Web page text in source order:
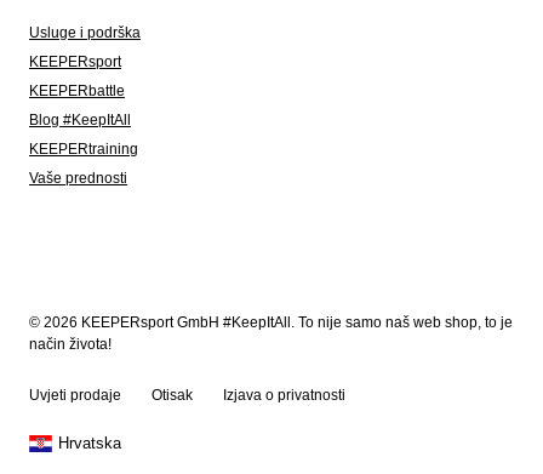
Usluge i podrška
KEEPERsport
KEEPERbattle
Blog #KeepItAll
KEEPERtraining
Vaše prednosti
© 2026 KEEPERsport GmbH #KeepItAll. To nije samo naš web shop, to je
način života!
Uvjeti prodaje Otisak Izjava o privatnosti
Hrvatska